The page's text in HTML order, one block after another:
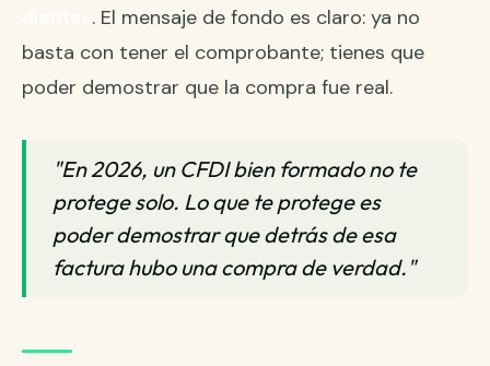
. El mensaje de fondo es claro: ya no
basta con tener el comprobante; tienes que
poder demostrar que la compra fue real.
"En 2026, un CFDI bien formado no te
protege solo. Lo que te protege es
poder demostrar que detrás de esa
factura hubo una compra de verdad."